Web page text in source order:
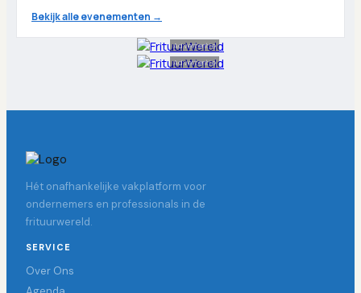
Bekijk alle evenementen →
Advertentie
Advertentie
Hét onafhankelijke vakplatform voor
ondernemers en professionals in de
frituurwereld.
SERVICE
Over Ons